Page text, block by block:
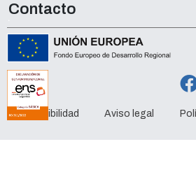
Contacto
Accesibilidad Aviso legal